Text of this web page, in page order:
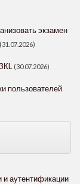
экзамен
(31.07.2026)
(30.07.2026)
пользователей
и аутентификации